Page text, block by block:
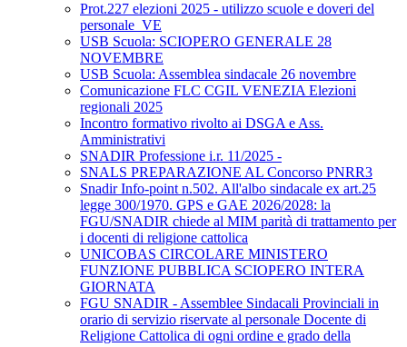
Prot.227 elezioni 2025 - utilizzo scuole e doveri del
personale_VE
USB Scuola: SCIOPERO GENERALE 28
NOVEMBRE
USB Scuola: Assemblea sindacale 26 novembre
Comunicazione FLC CGIL VENEZIA Elezioni
regionali 2025
Incontro formativo rivolto ai DSGA e Ass.
Amministrativi
SNADIR Professione i.r. 11/2025 -
SNALS PREPARAZIONE AL Concorso PNRR3
Snadir Info-point n.502. All'albo sindacale ex art.25
legge 300/1970. GPS e GAE 2026/2028: la
FGU/SNADIR chiede al MIM parità di trattamento per
i docenti di religione cattolica
UNICOBAS CIRCOLARE MINISTERO
FUNZIONE PUBBLICA SCIOPERO INTERA
GIORNATA
FGU SNADIR - Assemblee Sindacali Provinciali in
orario di servizio riservate al personale Docente di
Religione Cattolica di ogni ordine e grado della